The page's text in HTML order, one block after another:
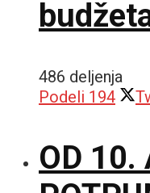
486 deljenja
Podeli 194
OD 10.